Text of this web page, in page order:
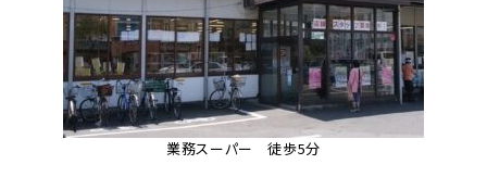
業務スーパー 徒歩5分